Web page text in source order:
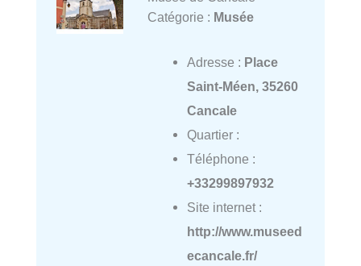
Catégorie : Musée
Adresse : Place
Saint-Méen, 35260
Cancale
Quartier :
Téléphone :
+33299897932
Site internet :
http://www.museed
ecancale.fr/